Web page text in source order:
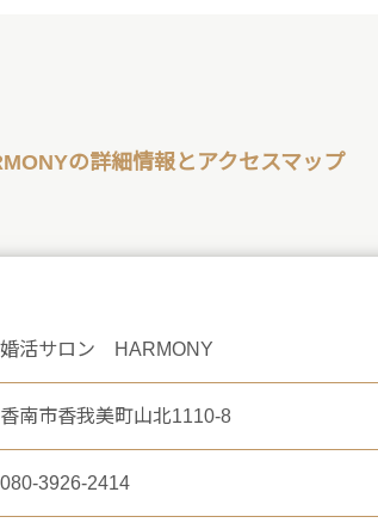
の詳細情報とアクセスマップ
婚活サロン HARMONY
香南市香我美町山北1110-8
080-3926-2414